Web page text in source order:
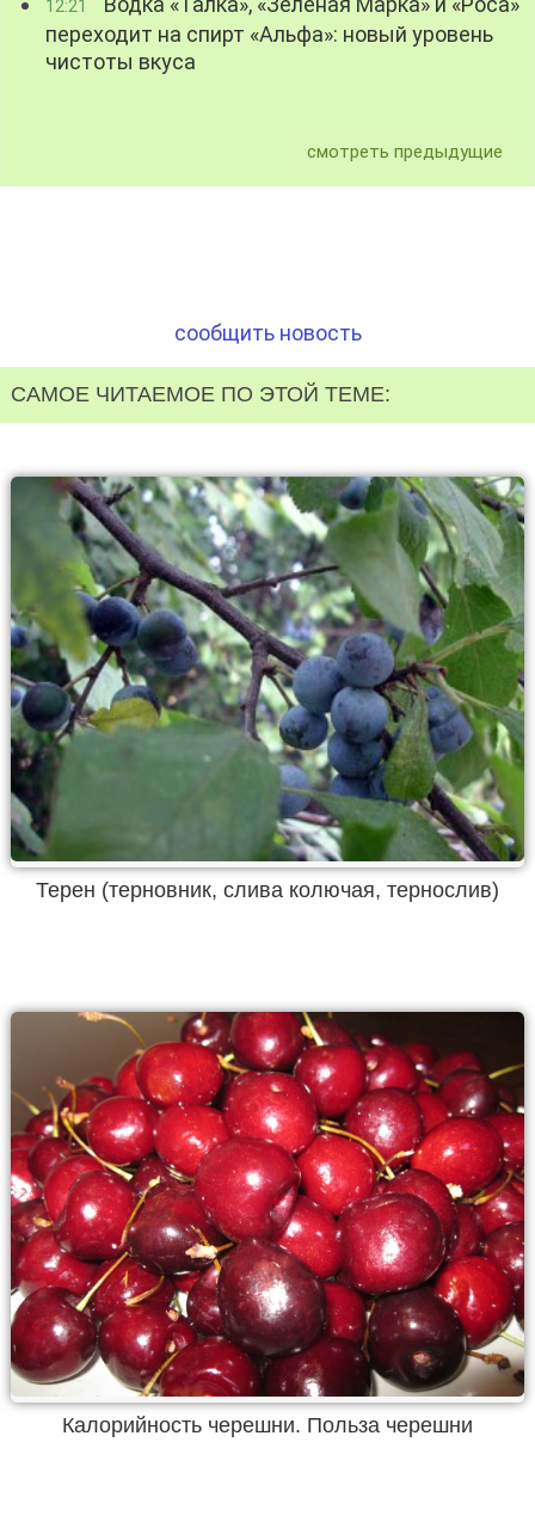
12:21
переходит на спирт «Альфа»: новый уровень
чистоты вкуса
смотреть предыдущие
сообщить новость
САМОЕ ЧИТАЕМОЕ ПО ЭТОЙ ТЕМЕ:
Терен (терновник, слива колючая, тернослив)
Калорийность черешни. Польза черешни